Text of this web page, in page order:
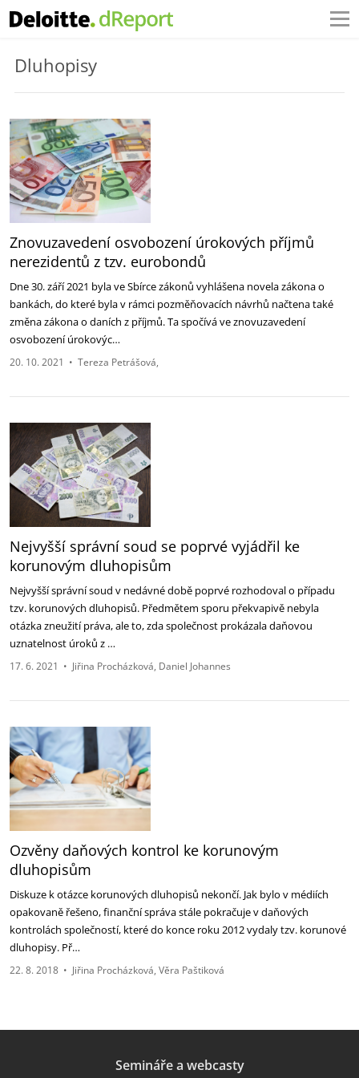
Dluhopisy
Znovuzavedení osvobození úrokových příjmů
nerezidentů z tzv. eurobondů
Dne 30. září 2021 byla ve Sbírce zákonů vyhlášena novela zákona o
bankách, do které byla v rámci pozměňovacích návrhů načtena také
změna zákona o daních z příjmů. Ta spočívá ve znovuzavedení
osvobození úrokovýc…
20. 10. 2021 • Tereza Petrášová
Nejvyšší správní soud se poprvé vyjádřil ke
korunovým dluhopisům
Nejvyšší správní soud v nedávné době poprvé rozhodoval o případu
tzv. korunových dluhopisů. Předmětem sporu překvapivě nebyla
otázka zneužití práva, ale to, zda společnost prokázala daňovou
uznatelnost úroků z …
17. 6. 2021 • Jiřina Procházková Daniel Johannes
Ozvěny daňových kontrol ke korunovým
dluhopisům
Diskuze k otázce korunových dluhopisů nekončí. Jak bylo v médiích
opakovaně řešeno, finanční správa stále pokračuje v daňových
kontrolách společností, které do konce roku 2012 vydaly tzv. korunové
dluhopisy. Př…
22. 8. 2018 • Jiřina Procházková Věra Paštiková
Semináře a webcasty